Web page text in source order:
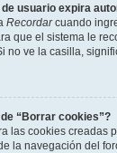
usuario expira
Recordarcuando
que el sistema le
no ve la casilla,
“Borrar cookies”?
las cookies
la navegación del